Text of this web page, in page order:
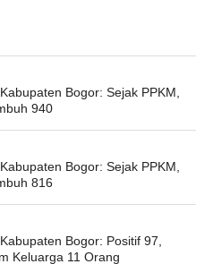
Bogor: Sejak PPKM,
940
Bogor: Sejak PPKM,
816
Bogor: Positif 97,
Keluarga 11 Orang